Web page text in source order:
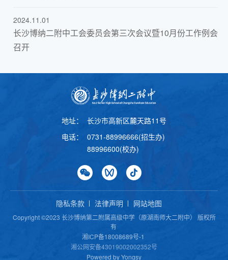
2024.11.01
长沙博纳二附中工会委员会第三次会议暨10月份工作例会
召开
地址：
长沙市高新区麓天路11号
电话：
0731-88996666(招生办)
88996600(校办)
Copyright ©2023 长沙博纳第二附属高级中学（原湖南师大二附中） 版权所
有
湘ICP备18008689号-1
湘公网安备43019002002352号
Powered by Yongsy
隐私条款 法律声明 网站地图